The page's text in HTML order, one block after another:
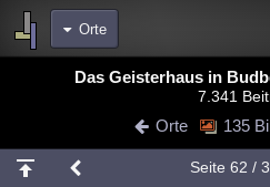
Orte
Blogs
Chat Wiki Neuigkeiten
meine Rubriken
Das Geisterhaus in
7.341
Orte 135
Seite 62 /